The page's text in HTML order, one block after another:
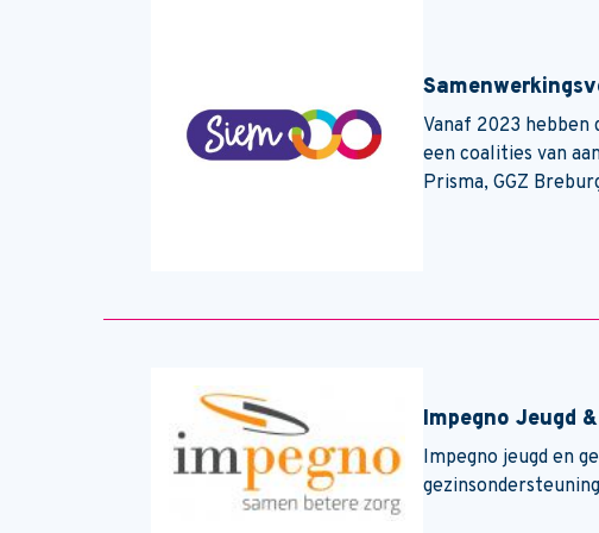
Vanaf 2023
een coalities van
Prisma, GGZ
Impegno Jeugd
Impegno jeugd en